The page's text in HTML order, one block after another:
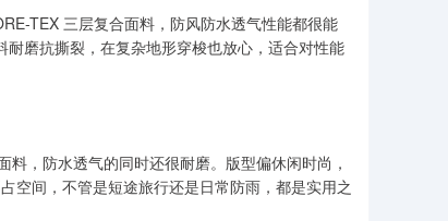
TEX 三层复合面料，防风防水透气性能都很能
磨抗撕裂，在复杂地形穿梭也放心，适合对性能
，防水透气的同时还很耐磨。版型偏休闲时尚，
空间，不管是短途旅行还是日常防雨，都是实用之